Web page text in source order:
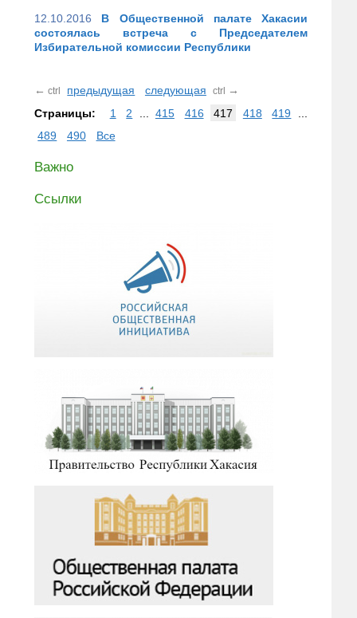
12.10.2016
В Общественной палате Хакасии
состоялась встреча с Председателем
Избирательной комиссии Республики
← ctrl предыдущая следующая ctrl →
Страницы:
1 2 415 416 417 418 419
489
490 Все
Важно
Ссылки